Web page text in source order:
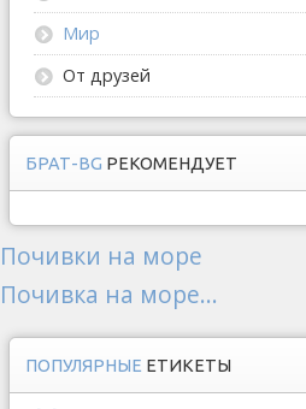
Мир
От друзей
БРАТ-BG РЕКОМЕНДУЕТ
Почивки на море
Почивка на море...
ПОПУЛЯРНЫЕ ЕТИКЕТЫ